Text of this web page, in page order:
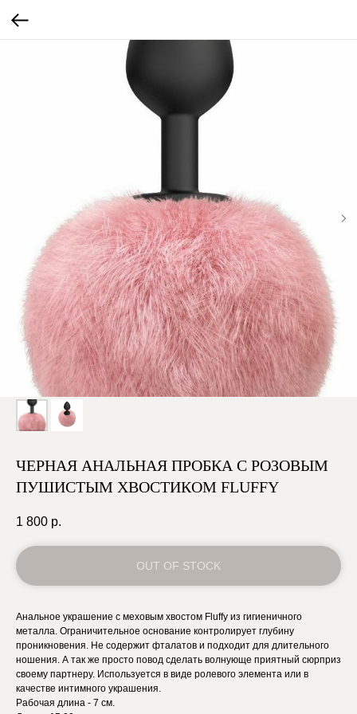
ЧЕРНАЯ АНАЛЬНАЯ ПРОБКА С РОЗОВЫМ
ПУШИСТЫМ ХВОСТИКОМ FLUFFY
1 800 р.
OUT OF STOCK
Анальное украшение с меховым хвостом Fluffy из гигиеничного
металла. Ограничительное основание контролирует глубину
проникновения. Не содержит фталатов и подходит для длительного
ношения. А так же просто повод сделать волнующе приятный сюрприз
своему партнеру. Используется в виде ролевого элемента или в
качестве интимного украшения.
Рабочая длина - 7 см.